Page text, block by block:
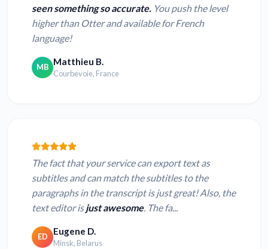
seen something so accurate. You push the level
higher than Otter and available for French
language!
MB Matthieu B.
Courbevoie, France
The fact that your service can export text as
subtitles and can match the subtitles to the
paragraphs in the transcript is just great! Also, the
text editor isjust awesome. The fa...
ED Eugene D.
Minsk, Belarus